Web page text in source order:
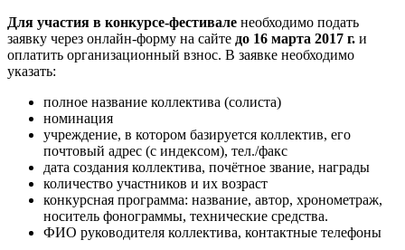
Для участия в конкурсе-фестивале необходимо подать
заявку через онлайн-форму на сайте до 16 марта 2017 г. и
оплатить организационный взнос. В заявке необходимо
указать:
полное название коллектива (солиста)
номинация
учреждение, в котором базируется коллектив, его
почтовый адрес (с индексом), тел./факс
дата создания коллектива, почётное звание, награды
количество участников и их возраст
конкурсная программа: название, автор, хронометраж,
носитель фонограммы, технические средства.
ФИО руководителя коллектива, контактные телефоны